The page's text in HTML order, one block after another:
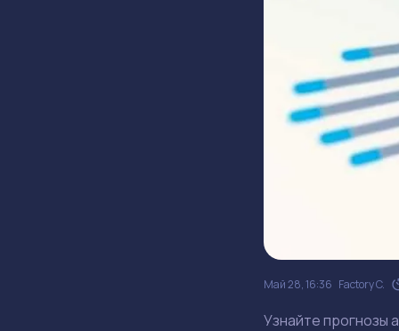
Май 28, 16:36 Factory C.
Узнайте прогнозы